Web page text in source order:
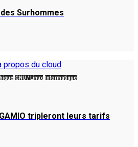
Surhommes
GNU / Linux
Informatique
tripleront leurs tarifs